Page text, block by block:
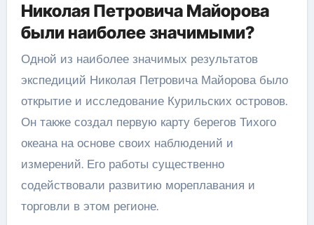
Николая Петровича Майорова
были наиболее значимыми?
Одной из наиболее значимых результатов
экспедиций Николая Петровича Майорова было
открытие и исследование Курильских островов.
Он также создал первую карту берегов Тихого
океана на основе своих наблюдений и
измерений. Его работы существенно
содействовали развитию мореплавания и
торговли в этом регионе.